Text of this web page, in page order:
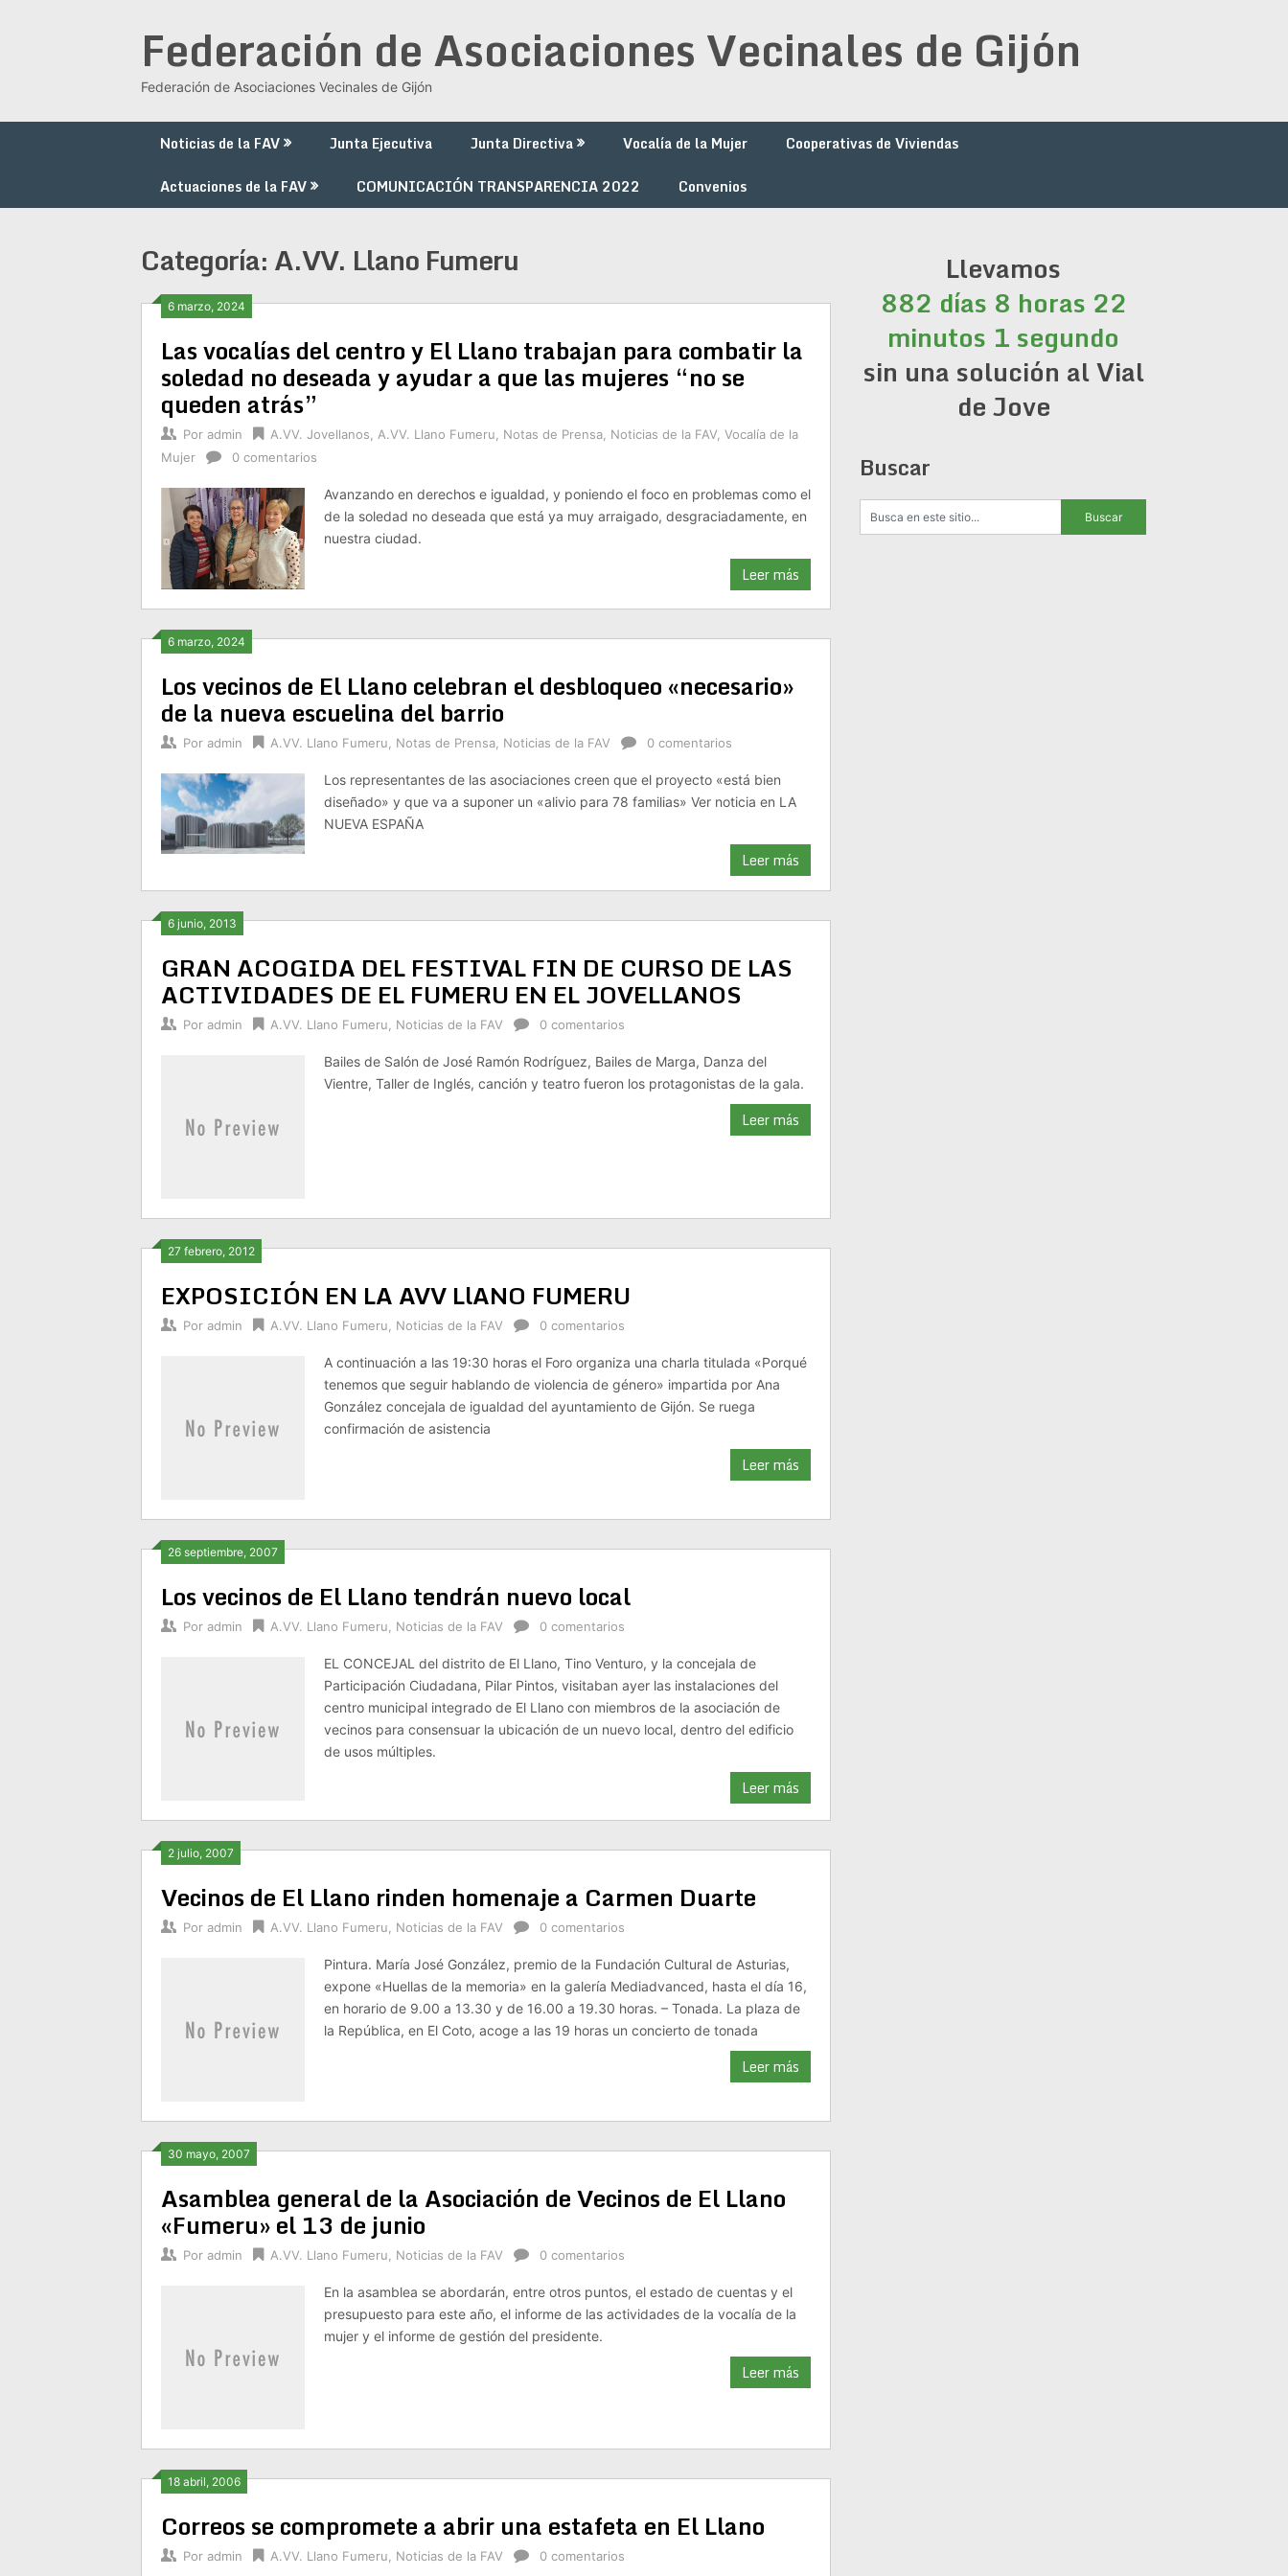
Federación de Asociaciones Vecinales de Gijón
Federación de Asociaciones Vecinales de Gijón
Noticias de la FAV Junta Ejecutiva Junta Directiva Vocalía de la Mujer
Cooperativas de Viviendas
Actuaciones de la FAV
COMUNICACIÓN TRANSPARENCIA 2022 Convenios
Categoría:A.VV. Llano Fumeru
6 marzo, 2024
Las vocalías del centro y El Llano trabajan para combatir la
soledad no deseada y ayudar a que las mujeres “no se
queden atrás”
Por admin A.VV. Jovellanos A.VV. Llano Fumeru Notas de Prensa Noticias de la FAV Vocalía de la
Mujer
0 comentarios
Avanzando en derechos e igualdad, y poniendo el foco en problemas como el
de la soledad no deseada que está ya muy arraigado, desgraciadamente, en
nuestra ciudad.
Leer más
6 marzo, 2024
Los vecinos de El Llano celebran el desbloqueo «necesario»
de la nueva escuelina del barrio
Por admin A.VV. Llano Fumeru Notas de Prensa Noticias de la FAV 0 comentarios
Los representantes de las asociaciones creen que el proyecto «está bien
diseñado» y que va a suponer un «alivio para 78 familias» Ver noticia en LA
NUEVA ESPAÑA
Leer más
6 junio, 2013
GRAN ACOGIDA DEL FESTIVAL FIN DE CURSO DE LAS
ACTIVIDADES DE EL FUMERU EN EL JOVELLANOS
Por admin A.VV. Llano Fumeru Noticias de la FAV 0 comentarios
Bailes de Salón de José Ramón Rodríguez, Bailes de Marga, Danza del
Vientre, Taller de Inglés, canción y teatro fueron los protagonistas de la gala.
Leer más
27 febrero, 2012
EXPOSICIÓN EN LA AVV LlANO FUMERU
Por admin A.VV. Llano Fumeru Noticias de la FAV 0 comentarios
A continuación a las 19:30 horas el Foro organiza una charla titulada «Porqué
tenemos que seguir hablando de violencia de género» impartida por Ana
González concejala de igualdad del ayuntamiento de Gijón. Se ruega
confirmación de asistencia
Leer más
26 septiembre, 2007
Los vecinos de El Llano tendrán nuevo local
Por admin A.VV. Llano Fumeru Noticias de la FAV 0 comentarios
EL CONCEJAL del distrito de El Llano, Tino Venturo, y la concejala de
Participación Ciudadana, Pilar Pintos, visitaban ayer las instalaciones del
centro municipal integrado de El Llano con miembros de la asociación de
vecinos para consensuar la ubicación de un nuevo local, dentro del edificio
de usos múltiples.
Leer más
2 julio, 2007
Vecinos de El Llano rinden homenaje a Carmen Duarte
Por admin A.VV. Llano Fumeru Noticias de la FAV 0 comentarios
Pintura. María José González, premio de la Fundación Cultural de Asturias,
expone «Huellas de la memoria» en la galería Mediadvanced, hasta el día 16,
en horario de 9.00 a 13.30 y de 16.00 a 19.30 horas. – Tonada. La plaza de
la República, en El Coto, acoge a las 19 horas un concierto de tonada
Leer más
30 mayo, 2007
Asamblea general de la Asociación de Vecinos de El Llano
«Fumeru» el 13 de junio
Por admin A.VV. Llano Fumeru Noticias de la FAV 0 comentarios
En la asamblea se abordarán, entre otros puntos, el estado de cuentas y el
presupuesto para este año, el informe de las actividades de la vocalía de la
mujer y el informe de gestión del presidente.
Leer más
18 abril, 2006
Correos se compromete a abrir una estafeta en El Llano
Por admin A.VV. Llano Fumeru Noticias de la FAV 0 comentarios
Llevamos
882 días 8 horas 22
minutos 2 segundos
sin una solución al Vial
de Jove
Buscar